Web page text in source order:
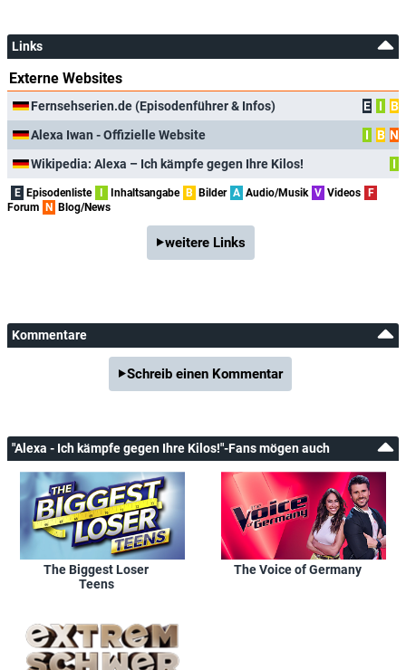
Links
Externe Websites
Fernsehserien.de (Episodenführer & Infos) E I
B
Alexa Iwan - Offizielle Website
I B N
Wikipedia: Alexa – Ich kämpfe gegen Ihre Kilos!
I
E Episodenliste Inhaltsangabe B Bilder A Audio/Musik V Videos
F
Forum
N Blog/News
weitere Links
Kommentare
Schreib einen Kommentar
"Alexa - Ich kämpfe gegen Ihre Kilos!"-Fans mögen auch
The Biggest Loser
Teens
The Voice of Germany